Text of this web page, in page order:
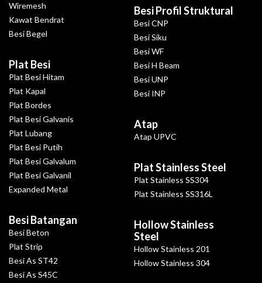
Wiremesh
Kawat Bendrat
Besi Begel
Plat Besi
Plat Besi Hitam
Plat Kapal
Plat Bordes
Plat Besi Galvanis
Plat Lubang
Plat Besi Putih
Plat Besi Galvalum
Plat Besi Galvanil
Expanded Metal
Besi Batangan
Besi Beton
Plat Strip
Besi As ST42
Besi As S45C
Besi Profil Struktural
Besi CNP
Besi Siku
Besi WF
Besi H Beam
Besi UNP
Besi INP
Atap
Atap UPVC
Plat Stainless Steel
Plat Stainless SS304
Plat Stainless SS316L
Hollow Stainless
Steel
Hollow Stainless 201
Hollow Stainless 304